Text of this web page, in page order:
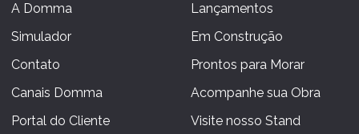
A Domma
Simulador
Contato
Canais Domma
Portal do Cliente
Lançamentos
Em Construção
Prontos para Morar
Acompanhe sua Obra
Visite nosso Stand